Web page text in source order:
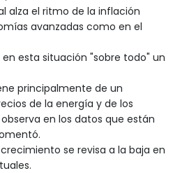
alza el ritmo de la inflación
avanzadas como en el
en esta situación "sobre todo" un
principalmente de un
de la energía y de los
en los datos que están
se revisa a la baja en